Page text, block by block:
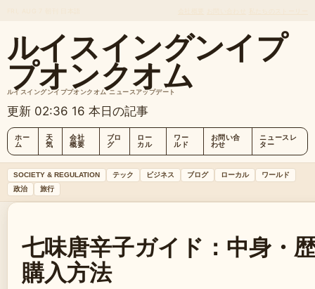
ルイスイングンイプ
プオンクオム
ルイスイングンイププオンクオム ニュースアップデート
更新 02:36 16 本日の記事
ホー
ム
天
気
会社
概要
ブロ
グ
ロー
カル
ワー
ルド
お問い合
わせ
ニュースレ
ター
SOCIETY & REGULATION テック ビジネス ブログ ローカル
ワールド
政治
旅行
七味唐辛子ガイド：中身・
購入方法